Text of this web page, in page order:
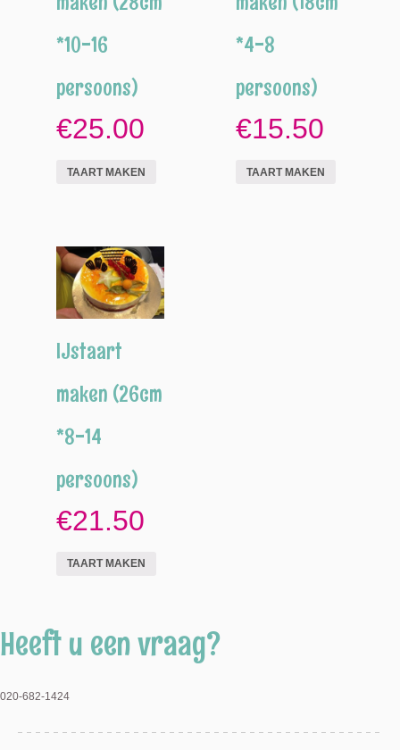
*10-16
persoons)
€25.00
TAART MAKEN
*4-8
persoons)
€15.50
TAART MAKEN
IJstaart
maken (26cm
*8-14
persoons)
€21.50
TAART MAKEN
Heeft u een vraag?
020-682-1424